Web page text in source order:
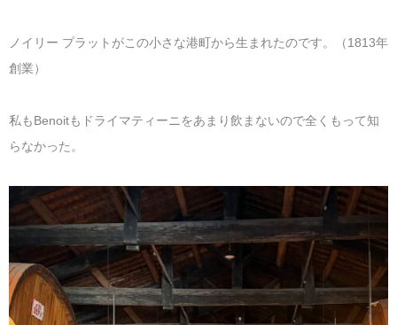
ノイリー プラットがこの小さな港町から生まれたのです。（1813年
創業）
私もBenoitもドライマティーニをあまり飲まないので全くもって知
らなかった。